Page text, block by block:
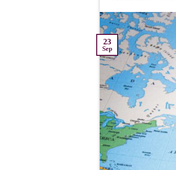
23
Sep